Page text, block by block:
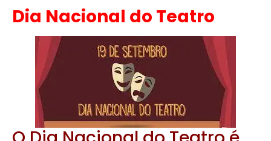
Dia Nacional do Teatro